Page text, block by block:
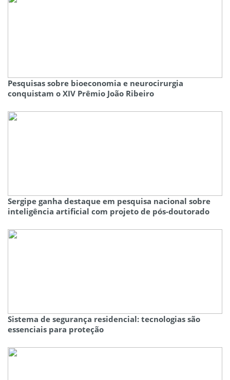
Pesquisas sobre bioeconomia e neurocirurgia
conquistam o XIV Prêmio João Ribeiro
Sergipe ganha destaque em pesquisa nacional sobre
inteligência artificial com projeto de pós-doutorado
Sistema de segurança residencial: tecnologias são
essenciais para proteção